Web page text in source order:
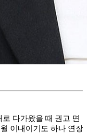
다가왔을 때 권고 면
이내이기도 하나 연장